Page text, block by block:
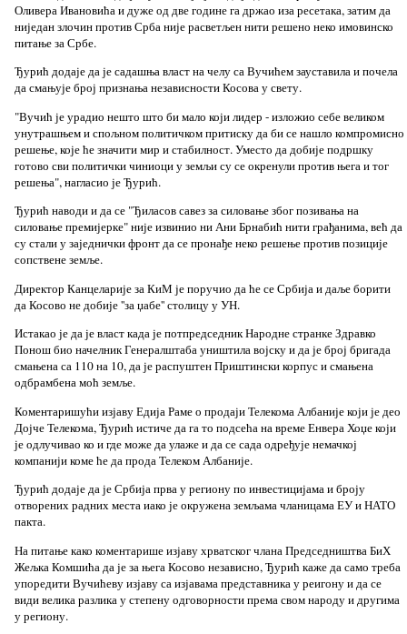
Оливера Ивановића и дуже од две године га држао иза ресетака, затим да
ниједан злочин против Срба није расветљен нити решено неко имовинско
питање за Србе.
Ђурић додаје да је садашња власт на челу са Вучићем зауставила и почела
да смањује број признања независности Косова у свету.
"Вучић је урадио нешто што би мало који лидер - изложио себе великом
унутрашњем и спољном политичком притиску да би се нашло компромисно
решење, које ће значити мир и стабилност. Уместо да добије подршку
готово сви политички чиниоци у земљи су се окренули против њега и тог
решења", нагласио је Ђурић.
Ђурић наводи и да се "Ђиласов савез за силовање због позивања на
силовање премијерке" није извинио ни Ани Брнабић нити грађанима, већ да
су стали у заједнички фронт да се пронађе неко решење против позиције
сопствене земље.
Директор Канцеларије за КиМ је поручио да ће се Србија и даље борити
да Косово не добије ''за џабе'' столицу у УН.
Истакао је да је власт када је потпредседник Народне странке Здравко
Понош био начелник Генералштаба уништила војску и да је број бригада
смањена са 110 на 10, да је распуштен Приштински корпус и смањена
одбрамбена моћ земље.
Коментаришући изјаву Едија Раме о продаји Телекома Албаније који је део
Дојче Телекома, Ђурић истиче да га то подсећа на време Енвера Хоџе који
је одлучивао ко и где може да улаже и да се сада одређује немачкој
компанији коме ће да прода Телеком Албаније.
Ђурић додаје да је Србија прва у региону по инвестицијама и броју
отворених радних места иако је окружена земљама чланицама ЕУ и НАТО
пакта.
На питање како коментарише изјаву хрватског члана Председништва БиХ
Жељка Комшића да је за њега Косово независно, Ђурић каже да само треба
упоредити Вучићеву изјаву са изјавама представника у реигону и да се
види велика разлика у степену одговорности према свом народу и другима
у региону.